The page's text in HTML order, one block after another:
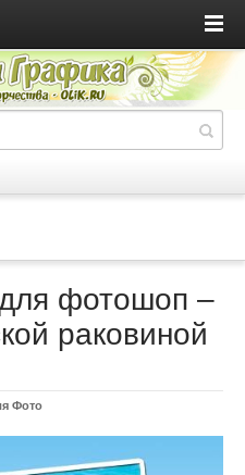
фотошоп –
раковиной
Фото